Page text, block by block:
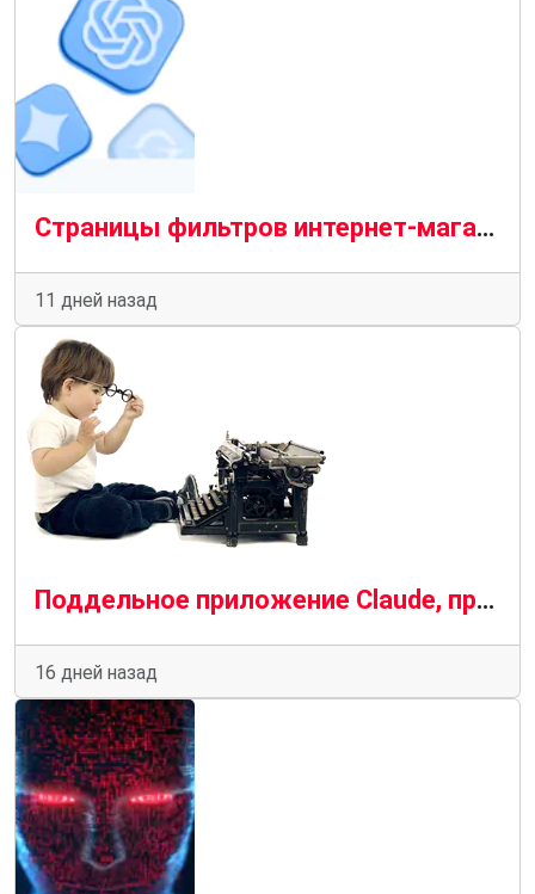
Страницы фильтров интернет-магазина: генератор бесконечных дублей или источник трафика
11 дней назад
Поддельное приложение Claude, продвигаемое рекламой Bing, распространяет вредоносное ПО SectopRAT.
16 дней назад